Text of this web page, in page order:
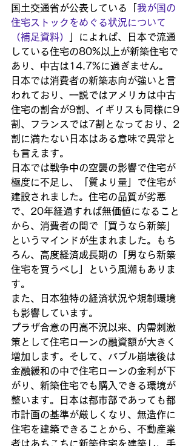
国土交通省が公表している「 我が国の
住宅ストックをめぐる状況について
（補足資料）
」によれば、日本で流通
している住宅の80%以上が新築住宅で
あり、中古は14.7%に過ぎません。
日本では消費者の新築志向が強いと言
われており、一説ではアメリカは中古
住宅の割合が9割、イギリスも同様に9
割、フランスでは7割となっており、2
割に満たない日本はある意味で異常と
も言えます。
日本では戦争中の空襲の影響で住宅が
極度に不足し、「質より量」で住宅が
建設されました。住宅の品質が劣悪
で、20年経過すれば無価値になること
から、消費者の間で「買うなら新築」
というマインドが生まれました。もち
ろん、高度経済成長期の「男なら新築
住宅を買うべし」という風潮もありま
す。
また、日本独特の経済状況や規制環境
も影響しています。
プラザ合意の円高不況以来、内需刺激
策として住宅ローンの融資額が大きく
増加します。そして、バブル崩壊後は
金融緩和の中で住宅ローンの金利が下
がり、新築住宅でも購入できる環境が
整います。日本は都市部であっても都
市計画の基準が厳しくなり、無造作に
住宅を建築できることから、不動産業
者はあちこちに新築住宅を建築し、手